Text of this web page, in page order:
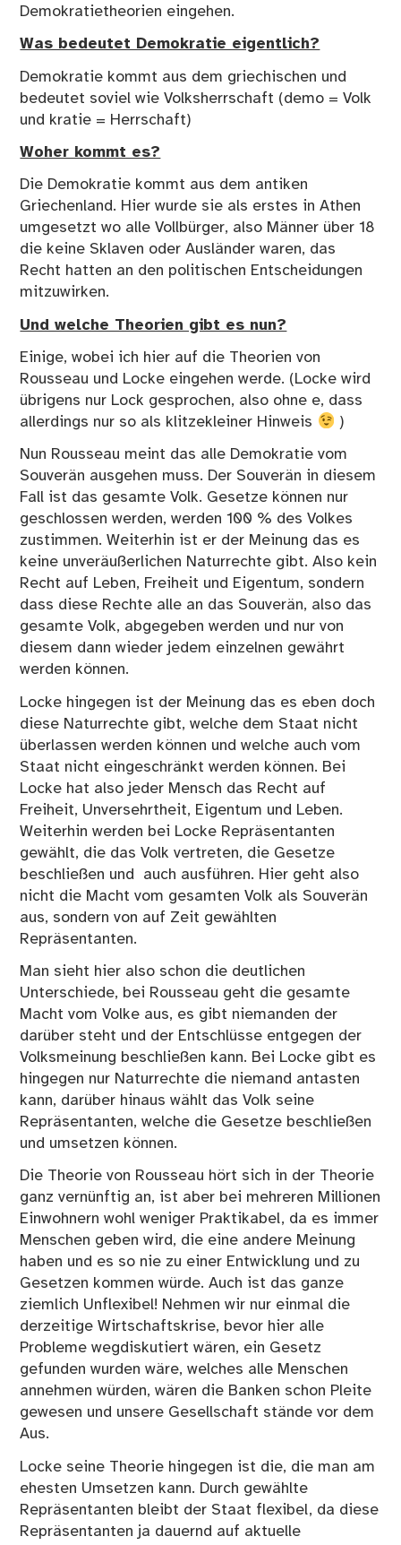
Demokratietheorien eingehen.
Was bedeutet Demokratie eigentlich?
Demokratie kommt aus dem griechischen und
bedeutet soviel wie Volksherrschaft (demo = Volk
und kratie = Herrschaft)
Woher kommt es?
Die Demokratie kommt aus dem antiken
Griechenland. Hier wurde sie als erstes in Athen
umgesetzt wo alle Vollbürger, also Männer über 18
die keine Sklaven oder Ausländer waren, das
Recht hatten an den politischen Entscheidungen
mitzuwirken.
Und welche Theorien gibt es nun?
Einige, wobei ich hier auf die Theorien von
Rousseau und Locke eingehen werde. (Locke wird
übrigens nur Lock gesprochen, also ohne e, dass
allerdings nur so als klitzekleiner Hinweis
)
Nun Rousseau meint das alle Demokratie vom
Souverän ausgehen muss. Der Souverän in diesem
Fall ist das gesamte Volk. Gesetze können nur
geschlossen werden, werden 100 % des Volkes
zustimmen. Weiterhin ist er der Meinung das es
keine unveräußerlichen Naturrechte gibt. Also kein
Recht auf Leben, Freiheit und Eigentum, sondern
dass diese Rechte alle an das Souverän, also das
gesamte Volk, abgegeben werden und nur von
diesem dann wieder jedem einzelnen gewährt
werden können.
Locke hingegen ist der Meinung das es eben doch
diese Naturrechte gibt, welche dem Staat nicht
überlassen werden können und welche auch vom
Staat nicht eingeschränkt werden können. Bei
Locke hat also jeder Mensch das Recht auf
Freiheit, Unversehrtheit, Eigentum und Leben.
Weiterhin werden bei Locke Repräsentanten
gewählt, die das Volk vertreten, die Gesetze
beschließen und auch ausführen. Hier geht also
nicht die Macht vom gesamten Volk als Souverän
aus, sondern von auf Zeit gewählten
Repräsentanten.
Man sieht hier also schon die deutlichen
Unterschiede, bei Rousseau geht die gesamte
Macht vom Volke aus, es gibt niemanden der
darüber steht und der Entschlüsse entgegen der
Volksmeinung beschließen kann. Bei Locke gibt es
hingegen nur Naturrechte die niemand antasten
kann, darüber hinaus wählt das Volk seine
Repräsentanten, welche die Gesetze beschließen
und umsetzen können.
Die Theorie von Rousseau hört sich in der Theorie
ganz vernünftig an, ist aber bei mehreren Millionen
Einwohnern wohl weniger Praktikabel, da es immer
Menschen geben wird, die eine andere Meinung
haben und es so nie zu einer Entwicklung und zu
Gesetzen kommen würde. Auch ist das ganze
ziemlich Unflexibel! Nehmen wir nur einmal die
derzeitige Wirtschaftskrise, bevor hier alle
Probleme wegdiskutiert wären, ein Gesetz
gefunden wurden wäre, welches alle Menschen
annehmen würden, wären die Banken schon Pleite
gewesen und unsere Gesellschaft stände vor dem
Aus.
Locke seine Theorie hingegen ist die, die man am
ehesten Umsetzen kann. Durch gewählte
Repräsentanten bleibt der Staat flexibel, da diese
Repräsentanten ja dauernd auf aktuelle